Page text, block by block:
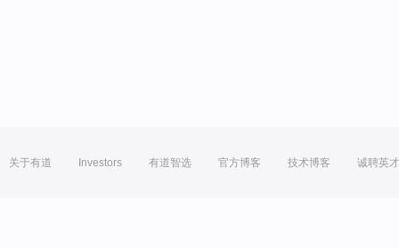
关于有道 Investors 有道智选 官方博客 技术博客 诚聘英才